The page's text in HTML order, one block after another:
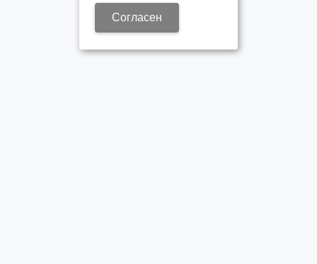
Согласен